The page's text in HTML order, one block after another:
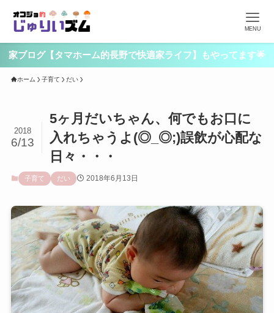
MENU
家ブログ【タマホーム的長野で快適家ライフ】もやってます🌟
ホーム 子育て だい
5ヶ月だいちゃん、何でもお口に
入れちゃうよ(◎_◎;)誤飲が心配な
日々・・・
2018
6/13
子育て だい 2018年6月13日